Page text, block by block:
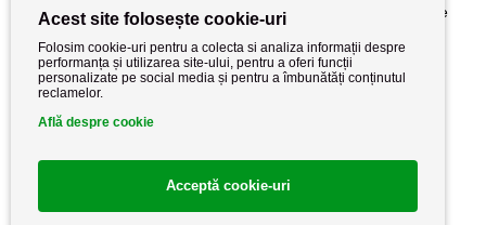
Despre noi
Stiri si noutati
Politica de cookie
Politica de confidențialitate
Politica de retur
Termeni si conditii
Acest site folosește cookie-uri
Folosim cookie-uri pentru a colecta si analiza informații despre
performanța și utilizarea site-ului, pentru a oferi funcții
personalizate pe social media și pentru a îmbunătăți conținutul
reclamelor.
Află despre cookie
Acceptă cookie-uri